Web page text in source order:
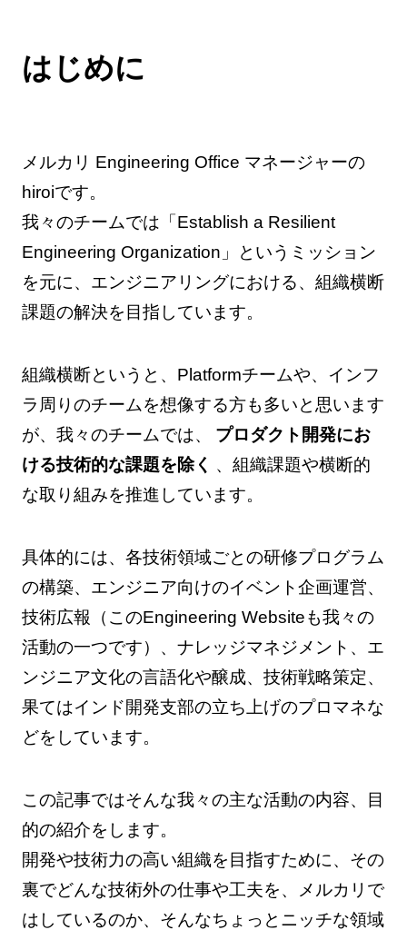
はじめに
メルカリ Engineering Office マネージャーの
hiroiです。
我々のチームでは「Establish a Resilient
Engineering Organization」というミッション
を元に、エンジニアリングにおける、組織横断
課題の解決を目指しています。
組織横断というと、Platformチームや、インフ
ラ周りのチームを想像する方も多いと思います
が、我々のチームでは、
プロダクト開発にお
ける技術的な課題を除く 、組織課題や横断的
な取り組みを推進しています。
具体的には、各技術領域ごとの研修プログラム
の構築、エンジニア向けのイベント企画運営、
技術広報（このEngineering Websiteも我々の
活動の一つです）、ナレッジマネジメント、エ
ンジニア文化の言語化や醸成、技術戦略策定、
果てはインド開発支部の立ち上げのプロマネな
どをしています。
この記事ではそんな我々の主な活動の内容、目
的の紹介をします。
開発や技術力の高い組織を目指すために、その
裏でどんな技術外の仕事や工夫を、メルカリで
はしているのか、そんなちょっとニッチな領域